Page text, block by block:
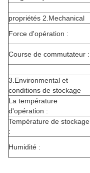
propriétés 2.Mechanical
Force d'opération :
Course de commutateur :
3.Environmental et
conditions de stockage
La température
d'opération :
Température de stockage
:
Humidité :